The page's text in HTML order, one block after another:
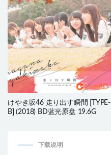
けやき坂46 走り出す瞬間 [TYPE-
B] (2018) BD蓝光原盘 19.6G
下载说明